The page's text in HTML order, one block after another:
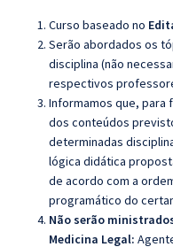
Curso baseado no
Serão abordados os
disciplina (não
respectivos
Informamos que, para
dos conteúdos
determinadas
lógica didática
de acordo com a
programático do
Não serão
Medicina Legal: